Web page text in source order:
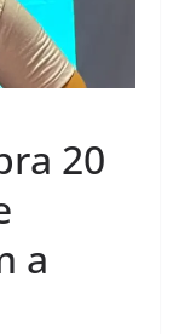
20
a